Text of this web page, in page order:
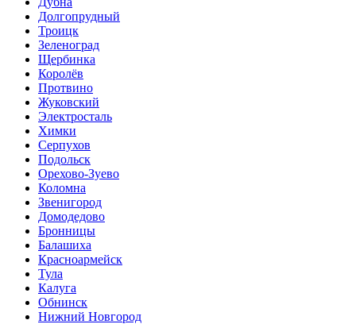
Долгопрудный
Троицк
Зеленоград
Щербинка
Королёв
Протвино
Жуковский
Электросталь
Химки
Серпухов
Подольск
Орехово-Зуево
Коломна
Звенигород
Домодедово
Бронницы
Балашиха
Красноармейск
Тула
Калуга
Обнинск
Нижний Новгород